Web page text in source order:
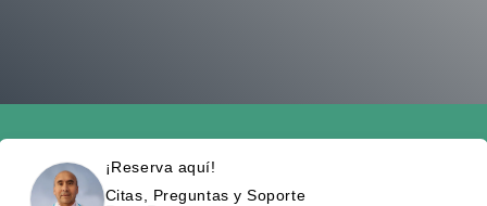
¡Reserva aquí!
Citas, Preguntas y Soporte